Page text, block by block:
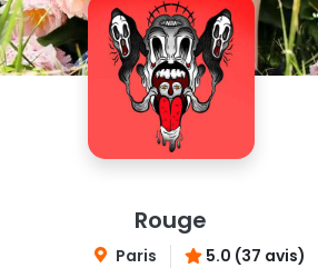
Rouge
Paris 5.0 (37 avis)